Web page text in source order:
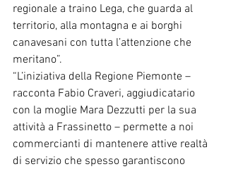
regionale a traino Lega, che guarda al
territorio, alla montagna e ai borghi
canavesani con tutta l’attenzione che
meritano”.
“L’iniziativa della Regione Piemonte –
racconta Fabio Craveri, aggiudicatario
con la moglie Mara Dezzutti per la sua
attività a Frassinetto – permette a noi
commercianti di mantenere attive realtà
di servizio che spesso garantiscono